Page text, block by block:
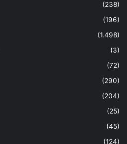
(238)
(196)
(1.498)
(3)
(72)
(290)
(204)
(25)
(45)
(124)